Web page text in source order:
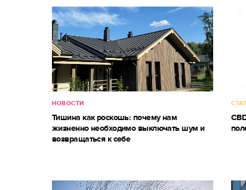
НОВОСТИ
Тишина как роскошь: почему нам
жизненно необходимо выключать шум и
возвращаться к себе